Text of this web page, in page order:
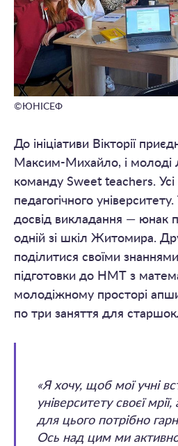
©ЮНІСЕФ
До ініціативи Вікторії
Максим-Михайло, і молоді
команду Sweet teachers.
педагогічного
досвід викладання — юнак
одній зі шкіл Житомира.
поділитися своїми
підготовки до НМТ з
молодіжному просторі
по три заняття для
«Я хочу, щоб мої учні
університету своєї
для цього потрібно
Ось над цим ми